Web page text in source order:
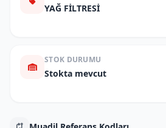
YAĞ FİLTRESİ
STOK DURUMU
Stokta mevcut